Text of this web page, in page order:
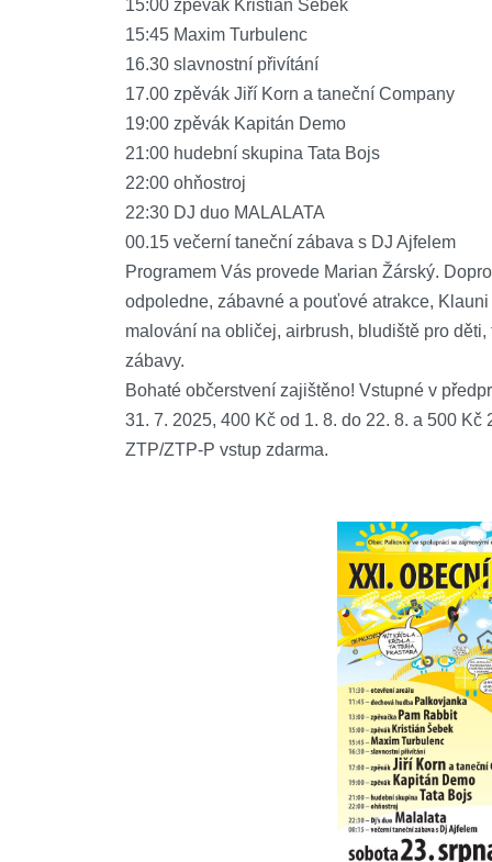
15:00 zpěvák Kristián Šebek
15:45 Maxim Turbulenc
16.30 slavnostní přivítání
17.00 zpěvák Jiří Korn a taneční Company
19:00 zpěvák Kapitán Demo
21:00 hudební skupina Tata Bojs
22:00 ohňostroj
22:30 DJ duo MALALATA
00.15 večerní taneční zábava s DJ Ajfelem
Programem Vás provede Marian Žárský.
odpoledne, zábavné a pouťové atrakce,
malování na obličej, airbrush, bludiště pro
zábavy.
Bohaté občerstvení zajištěno! Vstupné v
31. 7. 2025, 400 Kč od 1. 8. do 22. 8. a 500
ZTP/ZTP-P vstup zdarma.